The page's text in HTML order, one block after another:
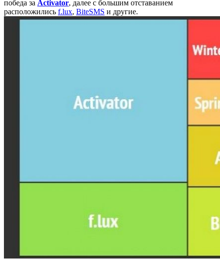
победа за Activator, далее с большим отставанием
расположились f.lux, BiteSMS и другие.